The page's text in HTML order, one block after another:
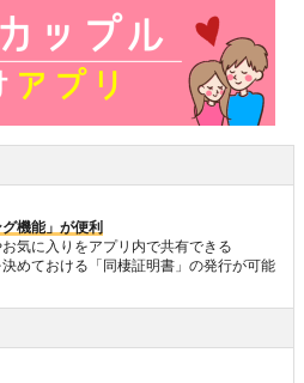
グ機能」が便利
お気に入りをアプリ内で共有できる
決めておける「同棲証明書」の発行が可能